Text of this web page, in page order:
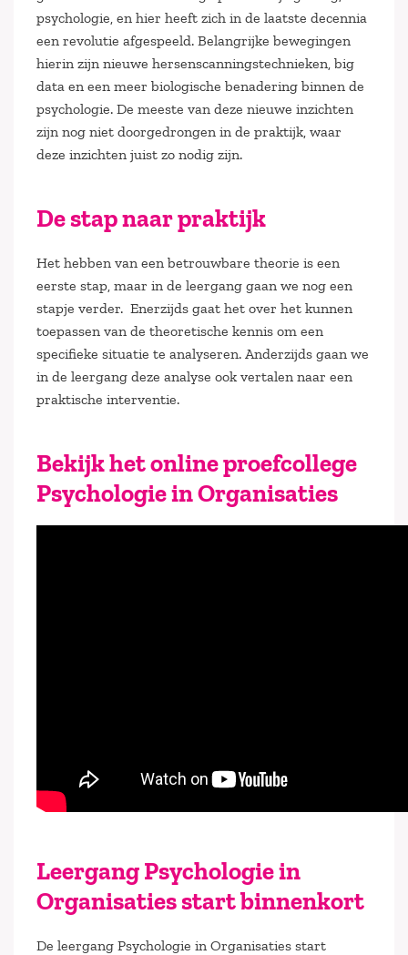
psychologie, en hier heeft zich in de laatste decennia
een revolutie afgespeeld. Belangrijke bewegingen
hierin zijn nieuwe hersenscanningstechnieken, big
data en een meer biologische benadering binnen de
psychologie. De meeste van deze nieuwe inzichten
zijn nog niet doorgedrongen in de praktijk, waar
deze inzichten juist zo nodig zijn.
De stap naar praktijk
Het hebben van een betrouwbare theorie is een
eerste stap, maar in de leergang gaan we nog een
stapje verder. Enerzijds gaat het over het kunnen
toepassen van de theoretische kennis om een
specifieke situatie te analyseren. Anderzijds gaan we
in de leergang deze analyse ook vertalen naar een
praktische interventie.
Bekijk het online proefcollege
Psychologie in Organisaties
Leergang Psychologie in
Organisaties start binnenkort
De leergang Psychologie in Organisaties start